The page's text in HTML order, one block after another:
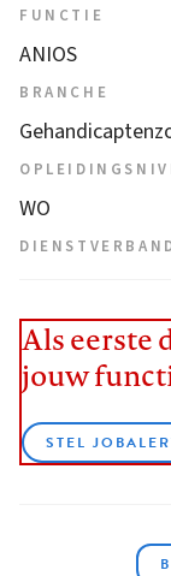
FUNCTIE
ANIOS
BRANCHE
WO
Als eerste
jouw
STEL